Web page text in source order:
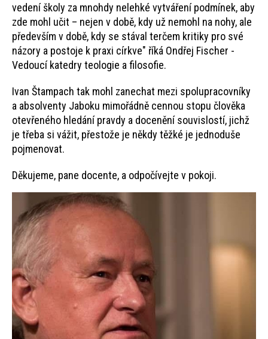
vedení školy za mnohdy nelehké vytváření podmínek, aby
zde mohl učit – nejen v době, kdy už nemohl na nohy, ale
především v době, kdy se stával terčem kritiky pro své
názory a postoje k praxi církve" říká Ondřej Fischer -
Vedoucí katedry teologie a filosofie.
Ivan Štampach tak mohl zanechat mezi spolupracovníky
a absolventy Jaboku mimořádně cennou stopu člověka
otevřeného hledání pravdy a docenění souvislostí, jichž
je třeba si vážit, přestože je někdy těžké je jednoduše
pojmenovat.
Děkujeme, pane docente, a odpočívejte v pokoji.